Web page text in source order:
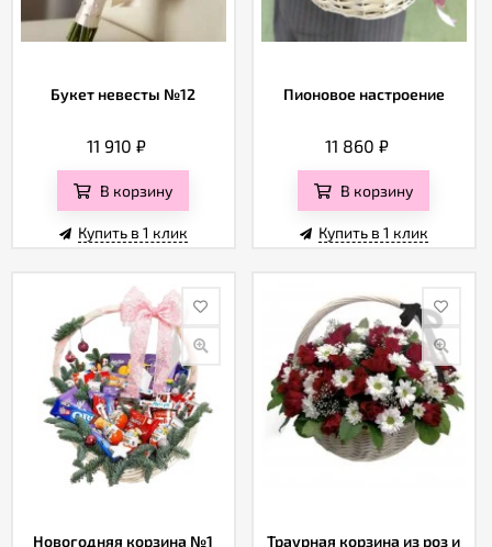
Букет невесты №12
11 910₽
В корзину
Купить в 1 клик
Пионовое настроение
11 860₽
В корзину
Купить в 1 клик
Новогодняя корзина №1
Траурная корзина из роз и